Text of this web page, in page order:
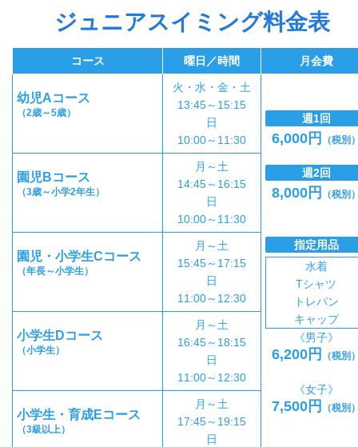
ジュニアスイミング料金表
コース 曜日／時間 月会費
幼児Aコース
（2歳～5歳）
火・水・金・土
13:45～15:15
日
10:00～11:30
週1回
6,000円 （税別
週2回
8,000円 （税別
指定用品
水着
Tシャツ
トレパン
キャップ
《男子》
6,200円 （税別
《女子》
7,500円 （税別
園児Bコース
（3歳～小学2年生）
月～土
14:45～16:15
日
10:00～11:30
園児・小学生Cコース
（年長～小学生）
月～土
15:45～17:15
日
11:00～12:30
小学生Dコース
（小学生）
月～土
16:45～18:15
日
11:00～12:30
小学生・育成Eコース
（3級以上）
月～土
17:45～19:15
日